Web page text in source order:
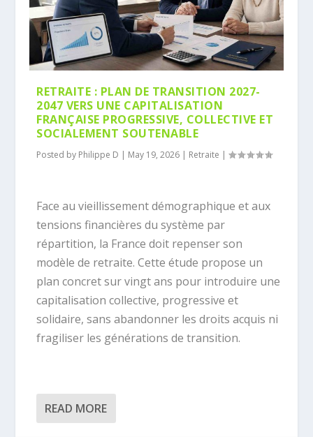
RETRAITE : PLAN DE TRANSITION 2027-
2047 VERS UNE CAPITALISATION
FRANÇAISE PROGRESSIVE, COLLECTIVE ET
SOCIALEMENT SOUTENABLE
Posted by Philippe D | May 19, 2026 | Retraite |
Face au vieillissement démographique et aux
tensions financières du système par
répartition, la France doit repenser son
modèle de retraite. Cette étude propose un
plan concret sur vingt ans pour introduire une
capitalisation collective, progressive et
solidaire, sans abandonner les droits acquis ni
fragiliser les générations de transition.
READ MORE